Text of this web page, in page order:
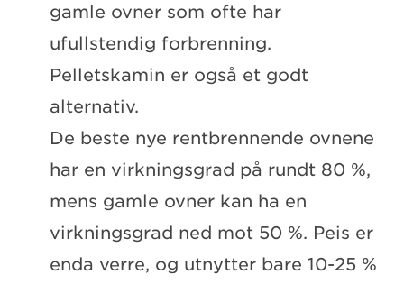
gamle ovner som ofte har
ufullstendig forbrenning.
Pelletskamin er også et godt
alternativ.
De beste nye rentbrennende ovnene
har en virkningsgrad på rundt 80 %,
mens gamle ovner kan ha en
virkningsgrad ned mot 50 %. Peis er
enda verre, og utnytter bare 10-25 %